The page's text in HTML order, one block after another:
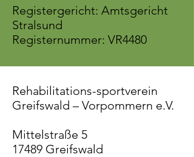
Registergericht: Amtsgericht
Stralsund
Registernummer: VR4480
Rehabilitations-sportverein
Greifswald – Vorpommern e.V.
Mittelstraße 5
17489 Greifswald